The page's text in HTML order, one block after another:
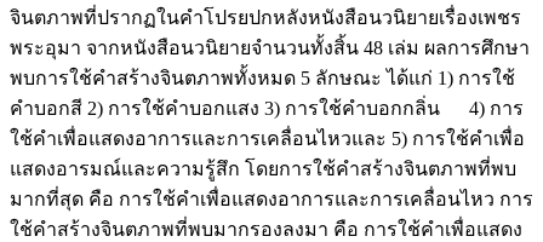
จินตภาพที่ปรากฏในคำโปรยปกหลังหนังสือนวนิยายเรื่องเพชร
พระอุมา จากหนังสือนวนิยายจำนวนทั้งสิ้น 48 เล่ม ผลการศึกษา
พบการใช้คำสร้างจินตภาพทั้งหมด 5 ลักษณะ ได้แก่ 1) การใช้
คำบอกสี 2) การใช้คำบอกแสง 3) การใช้คำบอกกลิ่น 4) การ
ใช้คำเพื่อแสดงอาการและการเคลื่อนไหวและ 5) การใช้คำเพื่อ
แสดงอารมณ์และความรู้สึก โดยการใช้คำสร้างจินตภาพที่พบ
มากที่สุด คือ การใช้คำเพื่อแสดงอาการและการเคลื่อนไหว การ
ใช้คำสร้างจินตภาพที่พบมากรองลงมา คือ การใช้คำเพื่อแสดง